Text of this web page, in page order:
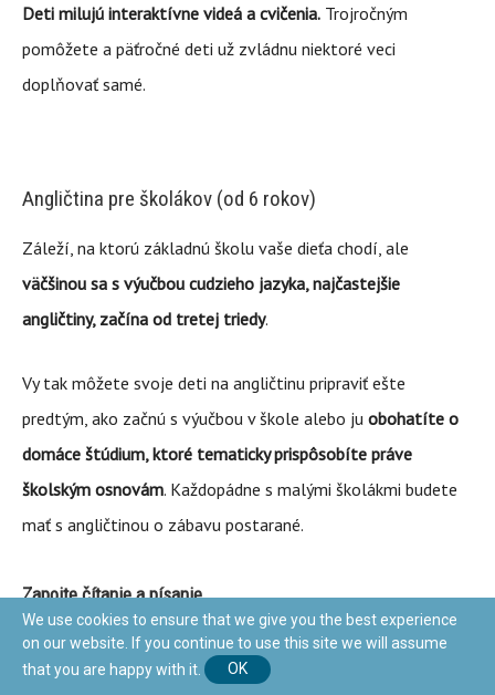
Deti milujú interaktívne videá a cvičenia. Trojročným
pomôžete a päťročné deti už zvládnu niektoré veci
doplňovať samé.
Angličtina pre školákov (od 6 rokov)
Záleží, na ktorú základnú školu vaše dieťa chodí, ale
väčšinou sa s výučbou cudzieho jazyka, najčastejšie
angličtiny, začína od tretej triedy.
Vy tak môžete svoje deti na angličtinu pripraviť ešte
predtým, ako začnú s výučbou v škole alebo ju obohatíte o
domáce štúdium, ktoré tematicky prispôsobíte práve
školským osnovám. Každopádne s malými školákmi budete
mať s angličtinou o zábavu postarané.
Zapojte čítanie a písanie
Pretože školáci užvedia čítať a písať, obohaťte štúdium aj o
tieto dva poznatky. Ak ste už deťom kúpili mobilný telefón,
We use cookies to ensure that we give you the best experience
on our website. If you continue to use this site we will assume
that you are happy with it.
OK